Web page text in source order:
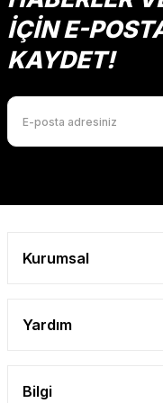
İÇİN E-
KAYDET!
Kurumsal
Yardım
Bilgi